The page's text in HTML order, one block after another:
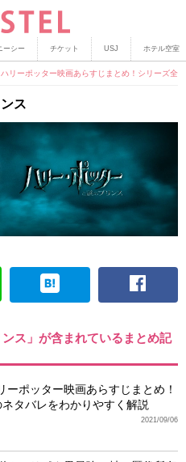
ーシー チケット USJ ホテル空室
リーポッター映画あらすじまとめ！シリーズ全
ス
ス」が含まれているまとめ記
ーポッター映画あらすじまとめ！
タバレをわかりやすく解説
2021/09/06